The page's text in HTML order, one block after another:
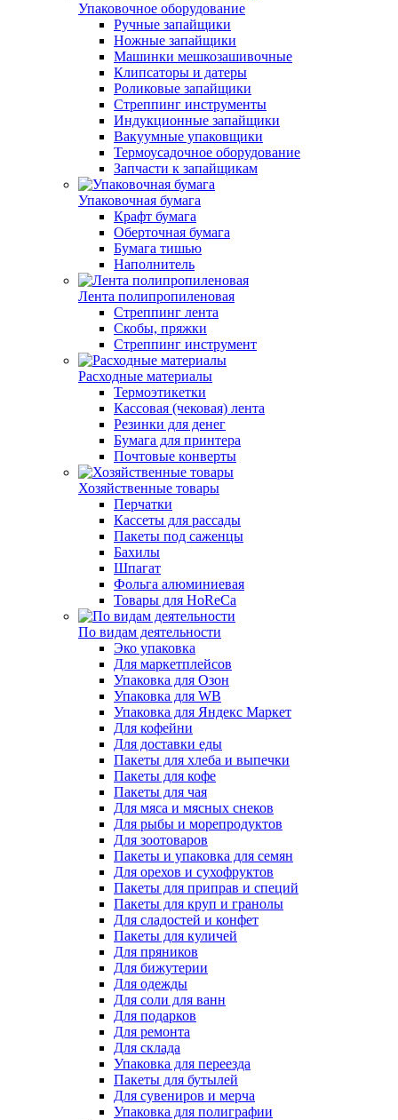
Упаковочное оборудование
Ручные запайщики
Ножные запайщики
Машинки мешкозашивочные
Клипсаторы и датеры
Роликовые запайщики
Стреппинг инструменты
Индукционные запайщики
Вакуумные упаковщики
Термоусадочное оборудование
Запчасти к запайщикам
Упаковочная бумага
Крафт бумага
Оберточная бумага
Бумага тишью
Наполнитель
Лента полипропиленовая
Стреппинг лента
Скобы, пряжки
Стреппинг инструмент
Расходные материалы
Термоэтикетки
Кассовая (чековая) лента
Резинки для денег
Бумага для принтера
Почтовые конверты
Хозяйственные товары
Перчатки
Кассеты для рассады
Пакеты под саженцы
Бахилы
Шпагат
Фольга алюминиевая
Товары для HoReCa
По видам деятельности
Эко упаковка
Для маркетплейсов
Упаковка для Озон
Упаковка для WB
Упаковка для Яндекс Маркет
Для кофейни
Для доставки еды
Пакеты для хлеба и выпечки
Пакеты для кофе
Пакеты для чая
Для мяса и мясных снеков
Для рыбы и морепродуктов
Для зоотоваров
Пакеты и упаковка для семян
Для орехов и сухофруктов
Пакеты для приправ и специй
Пакеты для круп и гранолы
Для сладостей и конфет
Пакеты для куличей
Для пряников
Для бижутерии
Для одежды
Для соли для ванн
Для подарков
Для ремонта
Для склада
Упаковка для переезда
Пакеты для бутылей
Для сувениров и мерча
Упаковка для полиграфии